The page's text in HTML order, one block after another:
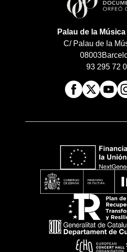
Palau de la
C/ Palau de la
08003
93 295 72